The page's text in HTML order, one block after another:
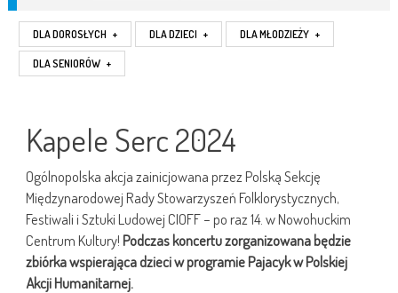
DLA DOROSŁYCH + DLA DZIECI + DLA MŁODZIEŻY +
DLA SENIORÓW +
Kapele Serc 2024
Ogólnopolska akcja zainicjowana przez Polską Sekcję
Międzynarodowej Rady Stowarzyszeń Folklorystycznych,
Festiwali i Sztuki Ludowej CIOFF – po raz 14. w Nowohuckim
Centrum Kultury!Podczas koncertu zorganizowana będzie
zbiórka wspierająca dzieci w programie Pajacyk w Polskiej
Akcji Humanitarnej.